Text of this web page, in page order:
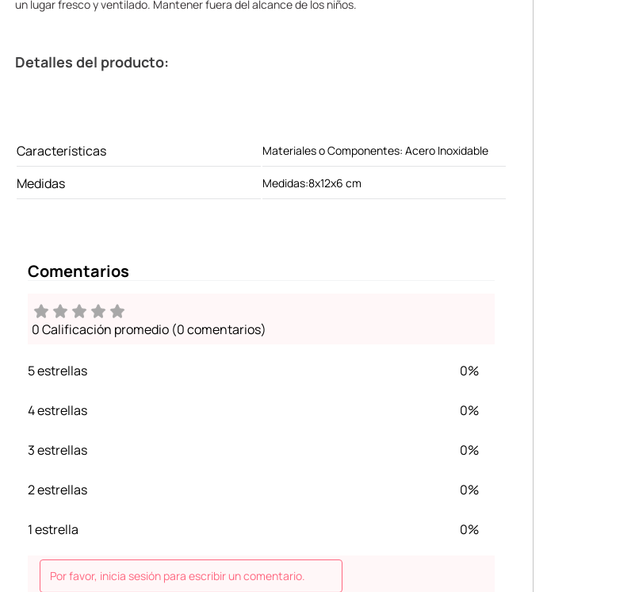
un lugar fresco y ventilado. Mantener fuera del alcance de los niños.
Detalles del producto:
Características Materiales o Componentes: Acero Inoxidable
Medidas Medidas:8x12x6 cm
Comentarios
0 Calificación promedio (0 comentarios)
5 estrellas 0%
4 estrellas 0%
3 estrellas 0%
2 estrellas 0%
1 estrella 0%
Por favor, inicia sesión para escribir un comentario.